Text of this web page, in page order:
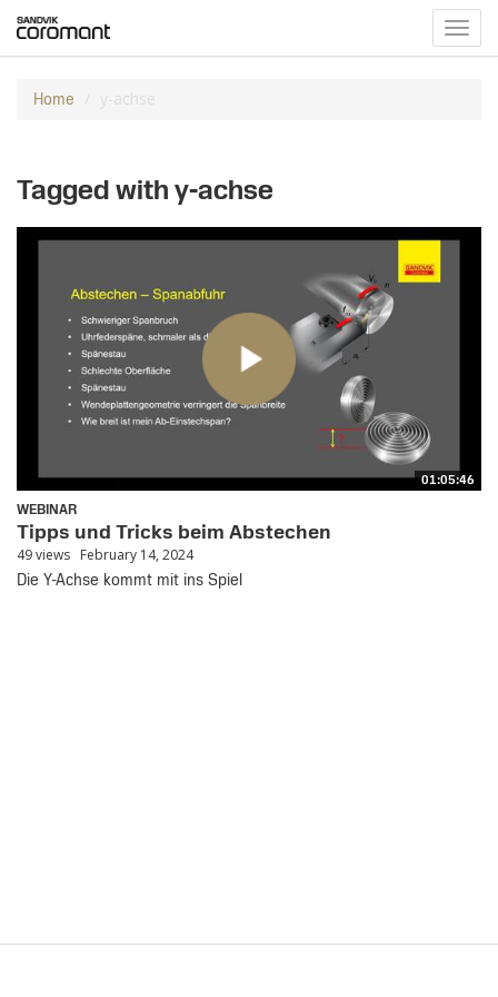
Home y-achse
Tagged with y-achse
01:05:46
WEBINAR
Tipps und Tricks beim Abstechen
49 views February 14, 2024
Die Y-Achse kommt mit ins Spiel